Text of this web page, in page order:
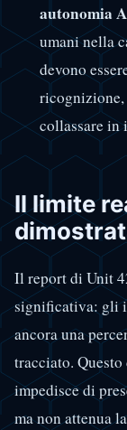
autonomia
umani nella
devono
ricognizione,
collassare
Il limite
Il report di Unit
significativa: gli
ancora una
tracciato.
impedisce di
ma non attenua